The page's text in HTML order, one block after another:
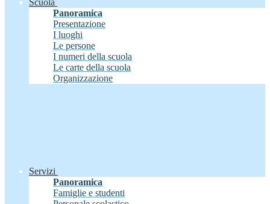
Scuola
Panoramica
Presentazione
I luoghi
Le persone
I numeri della scuola
Le carte della scuola
Organizzazione
Servizi
Panoramica
Famiglie e studenti